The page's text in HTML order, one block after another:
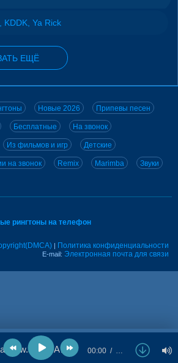
KDDK, Ya Rick
ЕЩЁ
Новые 2026 Припевы песен
Бесплатные На звонок
Из фильмов и игр Детские
на звонок Remix Marimba Звуки
рингтоны на телефон
| Политика конфиденциальности
E-mail: Электронная почта для связи
Полчеловека - low.sleep, ADRIAN HIS 00:00 …